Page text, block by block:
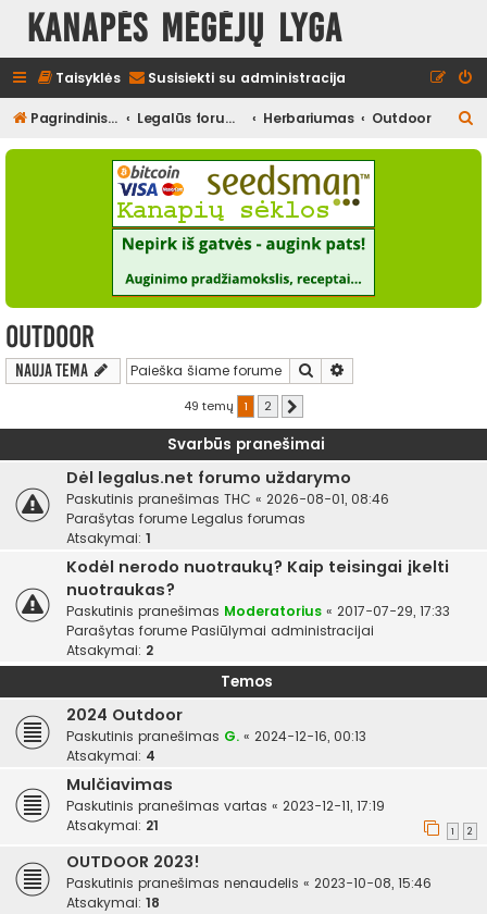
Kanapės mėgėjų lyga
Taisyklės Susisiekti su administracija
Pagrindinis diskusijų puslapis Legalūs forumai Herbariumas Outdoor
e
Outdoor
Nauja tema Ieškoti
49 temų 1 2
Svarbūs pranešimai
Dėl legalus.net forumo uždarymo
Paskutinis pranešimas THC « 2026-08-01, 08:46
Parašytas forume Legalus forumas
Atsakymai: 1
Kodėl nerodo nuotraukų? Kaip teisingai įkelti
nuotraukas?
Paskutinis pranešimas Moderatorius « 2017-07-29, 17:33
Parašytas forume Pasiūlymai administracijai
Atsakymai: 2
Temos
2024 Outdoor
Paskutinis pranešimas G. « 2024-12-16, 00:13
Atsakymai: 4
Mulčiavimas
Paskutinis pranešimas vartas « 2023-12-11, 17:19
Atsakymai: 21 1 2
OUTDOOR 2023!
Paskutinis pranešimas nenaudelis « 2023-10-08, 15:46
Atsakymai: 18